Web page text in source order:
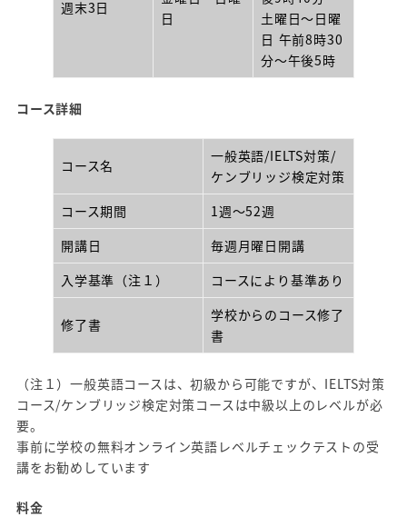
週末3日
日
土曜日～日曜
日 午前8時30
分～午後5時
コース詳細
コース名
一般英語/IELTS対策/
ケンブリッジ検定対策
コース期間
1週～52週
開講日
毎週月曜日開講
入学基準（注１）
コースにより基準あり
修了書
学校からのコース修了
書
（注１）一般英語コースは、初級から可能ですが、IELTS対策
コース/ケンブリッジ検定対策コースは中級以上のレベルが必
要。
事前に学校の無料オンライン英語レベルチェックテストの受
講をお勧めしています
料金